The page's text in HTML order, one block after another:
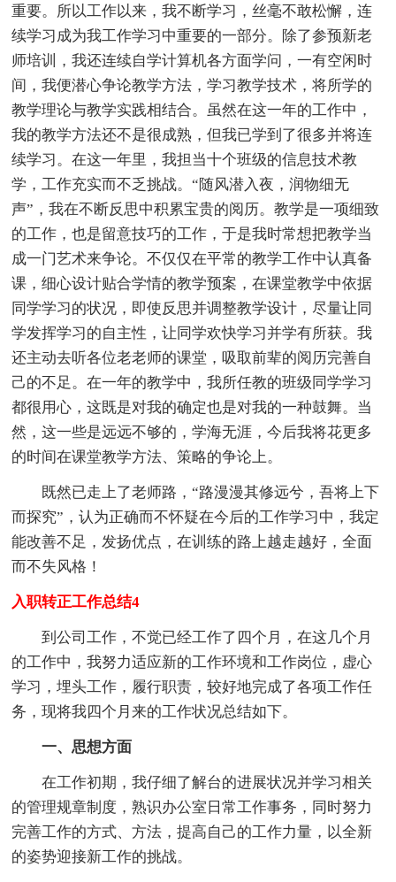
重要。所以工作以来，我不断学习，丝毫不敢松懈，连
续学习成为我工作学习中重要的一部分。除了参预新老
师培训，我还连续自学计算机各方面学问，一有空闲时
间，我便潜心争论教学方法，学习教学技术，将所学的
教学理论与教学实践相结合。虽然在这一年的工作中，
我的教学方法还不是很成熟，但我已学到了很多并将连
续学习。在这一年里，我担当十个班级的信息技术教
学，工作充实而不乏挑战。“随风潜入夜，润物细无
声”，我在不断反思中积累宝贵的阅历。教学是一项细致
的工作，也是留意技巧的工作，于是我时常想把教学当
成一门艺术来争论。不仅仅在平常的教学工作中认真备
课，细心设计贴合学情的教学预案，在课堂教学中依据
同学学习的状况，即使反思并调整教学设计，尽量让同
学发挥学习的自主性，让同学欢快学习并学有所获。我
还主动去听各位老老师的课堂，吸取前辈的阅历完善自
己的不足。在一年的教学中，我所任教的班级同学学习
都很用心，这既是对我的确定也是对我的一种鼓舞。当
然，这一些是远远不够的，学海无涯，今后我将花更多
的时间在课堂教学方法、策略的争论上。
既然已走上了老师路，“路漫漫其修远兮，吾将上下
而探究”，认为正确而不怀疑在今后的工作学习中，我定
能改善不足，发扬优点，在训练的路上越走越好，全面
而不失风格！
入职转正工作总结4
到公司工作，不觉已经工作了四个月，在这几个月
的工作中，我努力适应新的工作环境和工作岗位，虚心
学习，埋头工作，履行职责，较好地完成了各项工作任
务，现将我四个月来的工作状况总结如下。
一、思想方面
在工作初期，我仔细了解台的进展状况并学习相关
的管理规章制度，熟识办公室日常工作事务，同时努力
完善工作的方式、方法，提高自己的工作力量，以全新
的姿势迎接新工作的挑战。